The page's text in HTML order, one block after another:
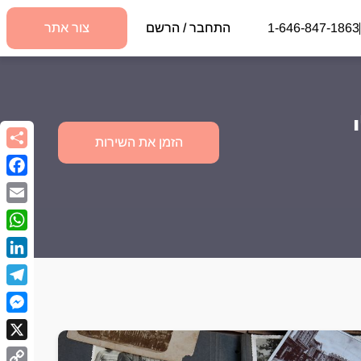
1-646-847-1863 התחבר / הרשם צור אתר
הזמן את השירות
X